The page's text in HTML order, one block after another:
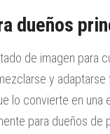
dueños
y adaptarse
lo convierte en
para dueños de